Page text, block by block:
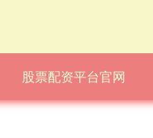
股票配资平台官网